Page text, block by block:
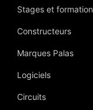
Stages et formation
Constructeurs
Marques Palas
Logiciels
Circuits